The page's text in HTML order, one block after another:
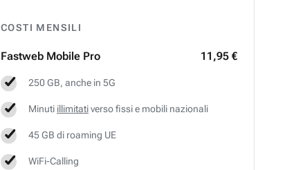
COSTI MENSILI
Fastweb Mobile Pro 11,95 €
250 GB, anche in 5G
Minuti illimitativerso fissi e mobili nazionali
45 GB di roaming UE
WiFi-Calling